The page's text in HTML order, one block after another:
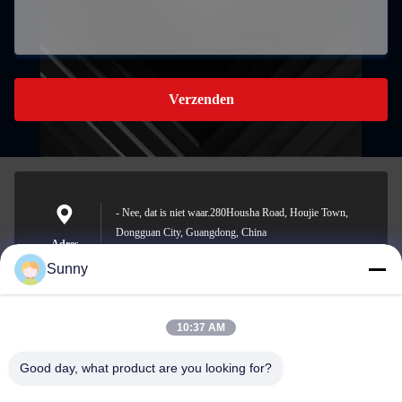
Verzenden
Adres
- Nee, dat is niet waar.280Housha Road, Houjie Town,
Dongguan City, Guangdong, China
E-mail
sunny.xu@woolsche.com
Sunny
10:37 AM
Good day, what product are you looking for?